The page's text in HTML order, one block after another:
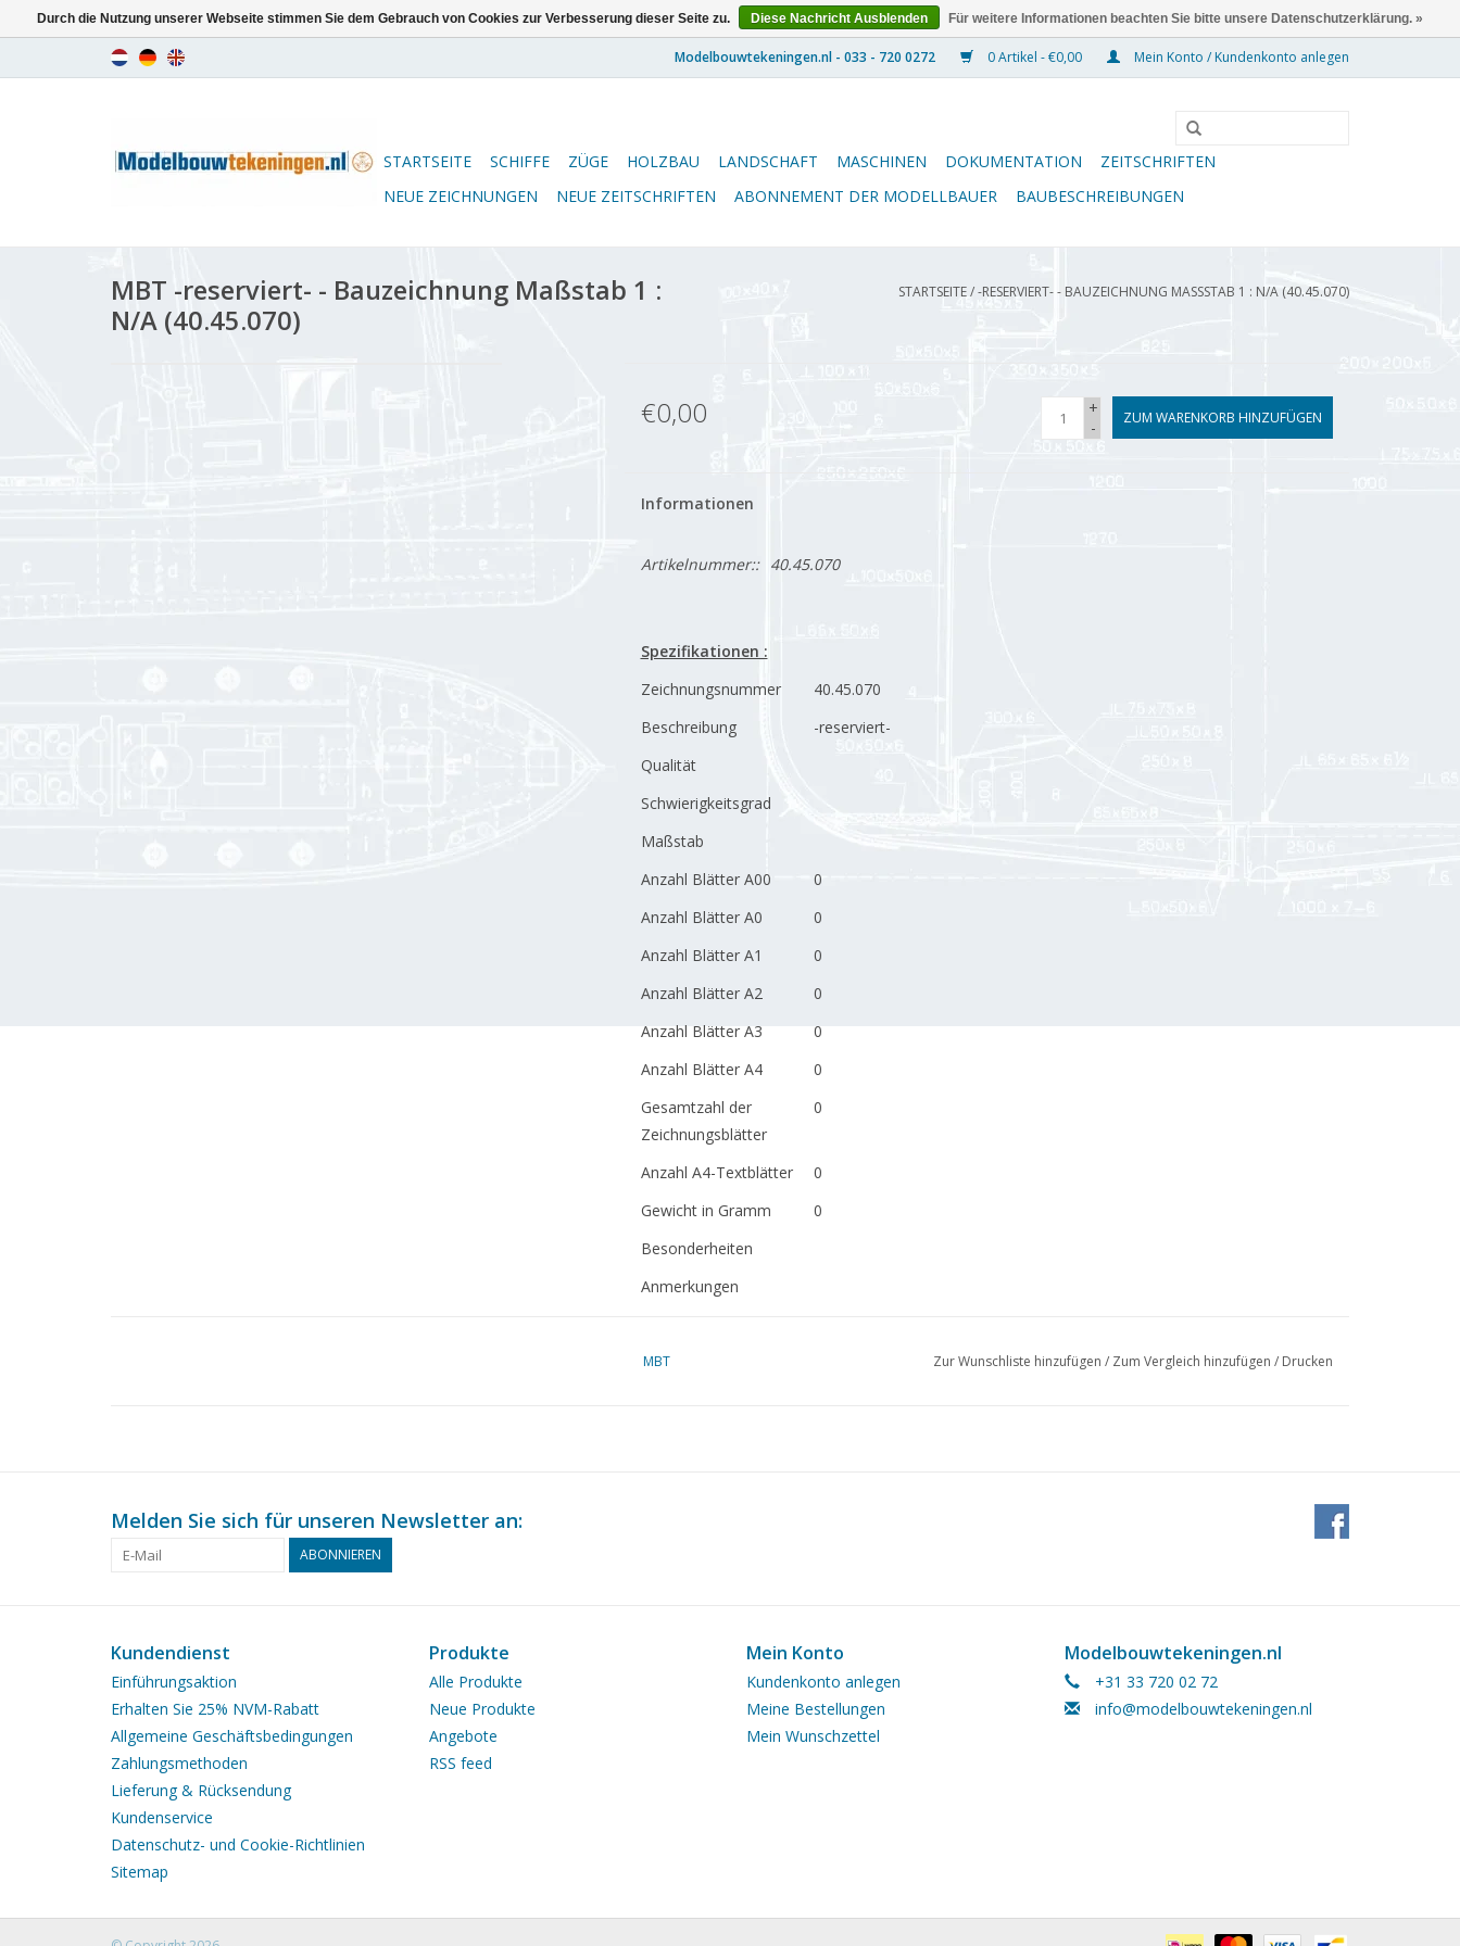
0 Artikel - €0,00 Mein Konto / Kundenkonto anlegen
STARTSEITE SCHIFFE ZÜGE HOLZBAU LANDSCHAFT MASCHINEN DOKUMENTATION
ZEITSCHRIFTEN
NEUE ZEICHNUNGEN
NEUE ZEITSCHRIFTEN ABONNEMENT DER MODELLBAUER BAUBESCHREIBUNGEN
MBT -reserviert- - Bauzeichnung Maßstab 1 :
N/A (40.45.070)
STARTSEITE/-RESERVIERT- - BAUZEICHNUNG MASSSTAB 1 : N/A (40.45.070)
€0,00
+
-
ZUM WARENKORB HINZUFÜGEN
Informationen
Artikelnummer:: 40.45.070
Spezifikationen :
Zeichnungsnummer
40.45.070
Beschreibung
-reserviert-
Qualität
Schwierigkeitsgrad
Maßstab
Anzahl Blätter A00
0
Anzahl Blätter A0
0
Anzahl Blätter A1
0
Anzahl Blätter A2
0
Anzahl Blätter A3
0
Anzahl Blätter A4
0
Gesamtzahl der
Zeichnungsblätter
0
Anzahl A4-Textblätter
0
Gewicht in Gramm
0
Besonderheiten
Anmerkungen
MBT Zur Wunschliste hinzufügen / Zum Vergleich hinzufügen / Drucken
Melden Sie sich für unseren Newsletter an:
ABONNIEREN
Kundendienst
Einführungsaktion
Erhalten Sie 25% NVM-Rabatt
Allgemeine Geschäftsbedingungen
Zahlungsmethoden
Lieferung & Rücksendung
Kundenservice
Datenschutz- und Cookie-Richtlinien
Sitemap
Produkte
Alle Produkte
Neue Produkte
Angebote
RSS feed
Mein Konto
Kundenkonto anlegen
Meine Bestellungen
Mein Wunschzettel
Modelbouwtekeningen.nl
+31 33 720 02 72
info@modelbouwtekeningen.nl
Durch die Nutzung unserer Webseite stimmen Sie dem Gebrauch von Cookies zur Verbesserung dieser Seite zu. Diese Nachricht Ausblenden Für weitere Informationen beachten Sie bitte unsere Datenschutzerklärung. »